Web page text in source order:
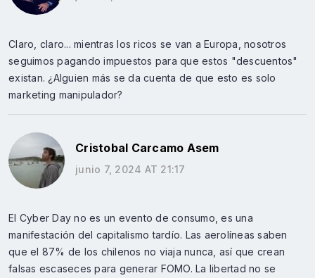
Claro, claro... mientras los ricos se van a Europa, nosotros
seguimos pagando impuestos para que estos "descuentos"
existan. ¿Alguien más se da cuenta de que esto es solo
marketing manipulador?
Cristobal Carcamo Asem
junio 7, 2024 AT 21:17
El Cyber Day no es un evento de consumo, es una
manifestación del capitalismo tardío. Las aerolíneas saben
que el 87% de los chilenos no viaja nunca, así que crean
falsas escaseces para generar FOMO. La libertad no se